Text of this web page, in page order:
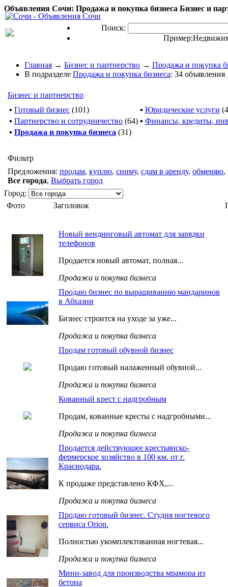
Объявления Сочи: Продажа и покупка бизнеса Бизнес и
Поиск:
Пример:
Главная → Бизнес и партнерство → Продажа и покупка
В подразделе Продажа и покупка бизнеса: 34 объявления
Бизнес и партнерство
▪ Готовый бизнес (101) ▪ Юридические услуги
▪ Партнерство и сотрудничество (64) ▪ Финансы, кредиты,
▪ Продажа и покупка бизнеса (31)
Фильтр
Предложения: продам, куплю, сниму, сдам в аренду, обменяю,
Все города, Выбрать город
Город:
Фото
Заголовок
Новый вендинговый автомат для зарядки
телефонов
Продается новый автомат, полная...
Продажа и покупка бизнеса
Продаю бизнес по выращиванию мандаринов
в Абхазии
Бизнес строится на уходе за уже...
Продажа и покупка бизнеса
Продам готовый обувной бизнес
Продаю готовый налаженный обувной...
Продажа и покупка бизнеса
Кованный крест с надгробным
Продам, кованные кресты с надгробными...
Продажа и покупка бизнеса
Продается действующее крестьянско-
фермерское хозяйство в 100 км. от г.
Краснодара.
К продаже представлено КФХ,...
Продажа и покупка бизнеса
Продаю готовый бизнес. Студия ногтевого
сервиса Orion.
Полностью укомплектованная ногтевая...
Продажа и покупка бизнеса
Мини-завод для производства мрамора из
бетона